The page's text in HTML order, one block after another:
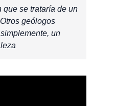
que se trataría de un
geólogos
un